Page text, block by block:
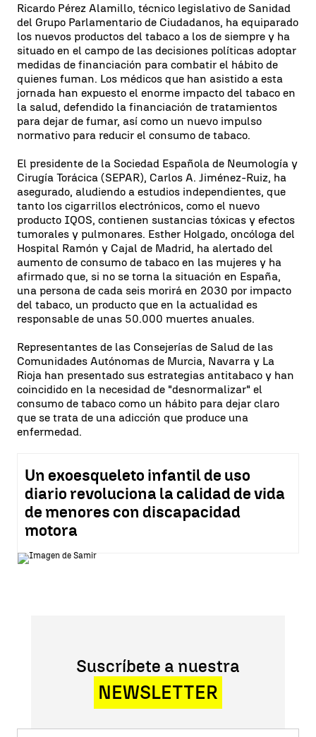
Ricardo Pérez Alamillo, técnico legislativo de Sanidad
del Grupo Parlamentario de Ciudadanos, ha equiparado
los nuevos productos del tabaco a los de siempre y ha
situado en el campo de las decisiones políticas adoptar
medidas de financiación para combatir el hábito de
quienes fuman. Los médicos que han asistido a esta
jornada han expuesto el enorme impacto del tabaco en
la salud, defendido la financiación de tratamientos
para dejar de fumar, así como un nuevo impulso
normativo para reducir el consumo de tabaco.
El presidente de la Sociedad Española de Neumología y
Cirugía Torácica (SEPAR), Carlos A. Jiménez-Ruiz, ha
asegurado, aludiendo a estudios independientes, que
tanto los cigarrillos electrónicos, como el nuevo
producto IQOS, contienen sustancias tóxicas y efectos
tumorales y pulmonares. Esther Holgado, oncóloga del
Hospital Ramón y Cajal de Madrid, ha alertado del
aumento de consumo de tabaco en las mujeres y ha
afirmado que, si no se torna la situación en España,
una persona de cada seis morirá en 2030 por impacto
del tabaco, un producto que en la actualidad es
responsable de unas 50.000 muertes anuales.
Representantes de las Consejerías de Salud de las
Comunidades Autónomas de Murcia, Navarra y La
Rioja han presentado sus estrategias antitabaco y han
coincidido en la necesidad de "desnormalizar" el
consumo de tabaco como un hábito para dejar claro
que se trata de una adicción que produce una
enfermedad.
Un exoesqueleto infantil de uso
diario revoluciona la calidad de vida
de menores con discapacidad
motora
Suscríbete a nuestra
NEWSLETTER